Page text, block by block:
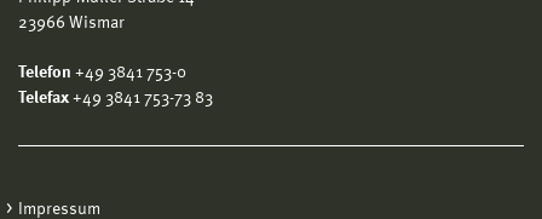
23966 Wismar
Telefon +49 3841 753-0
Telefax +49 3841 753-73 83
Impressum